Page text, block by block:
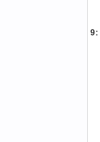
9: